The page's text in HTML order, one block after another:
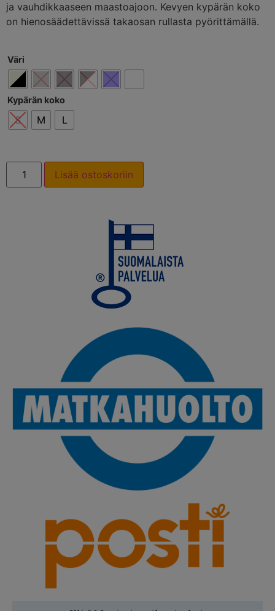
ja vauhdikkaaseen maastoajoon. Kevyen kypärän koko
on hienosäädettävissä takaosan rullasta pyörittämällä.
Väri
Kypärän koko
S M L
Lisää ostoskoriin